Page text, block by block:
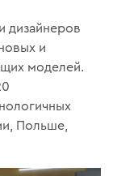
дизайнеров
и
моделей.
Польше,